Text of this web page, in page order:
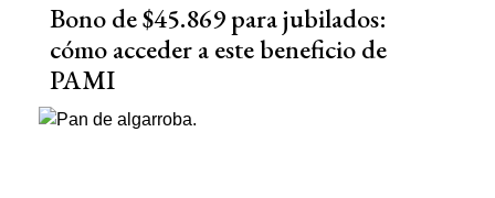
Bono de $45.869 para jubilados:
cómo acceder a este beneficio de
PAMI